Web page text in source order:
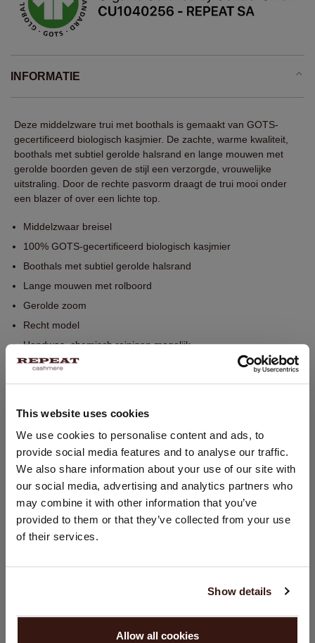
This website uses cookies
We use cookies to personalise content and ads, to
provide social media features and to analyse our traffic.
We also share information about your use of our site with
our social media, advertising and analytics partners who
may combine it with other information that you’ve
provided to them or that they’ve collected from your use
of their services.
Show details
Allow all cookies
INFORMATIE
Deze middelzware trui met boothals is gemaakt van GOTS-
gecertificeerd biologisch kasjmier. De zachte, warme kwaliteit,
boothals met subtiel gerolde halsrand en lange mouwen met
gerolde boorden geven de stijl een verzorgde, vrouwelijke
uitstraling. Door de rechte pasvorm draagt de trui mooi onder
een blazer of over een lichte top.
Middelzwaar breisel
100% GOTS-gecertificeerd biologisch kasjmier
Boothals met subtiel gerolde halsrand
Lange mouwen met rolboord
Gerolde zoom
Recht model
Handwas, chemisch reinigen mogelijk
100% Organisch Cashmere (GOTS-gecertificeerd)
PASVORM
WASVOORSCHRIFT
VERZENDEN & RETOURNEREN
LAND WIJZIGEN
U bezoekt Repeat cashmere vanuit Nederland (€). Wilt u uw
land wijzigen?
Verenigde Staten ($)
GA VERDER